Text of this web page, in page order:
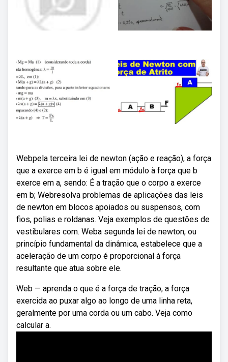
Webpela terceira lei de newton (ação e reação), a força
que a exerce em b é igual em módulo à força que b
exerce em a, sendo: É a tração que o corpo a exerce
em b; Webresolva problemas de aplicações das leis
de newton em blocos apoiados ou suspensos, com
fios, polias e roldanas. Veja exemplos de questões de
vestibulares com. Weba segunda lei de newton, ou
princípio fundamental da dinâmica, estabelece que a
aceleração de um corpo é proporcional à força
resultante que atua sobre ele.
Web — aprenda o que é a força de tração, a força
exercida ao puxar algo ao longo de uma linha reta,
geralmente por uma corda ou um cabo. Veja como
calcular a.